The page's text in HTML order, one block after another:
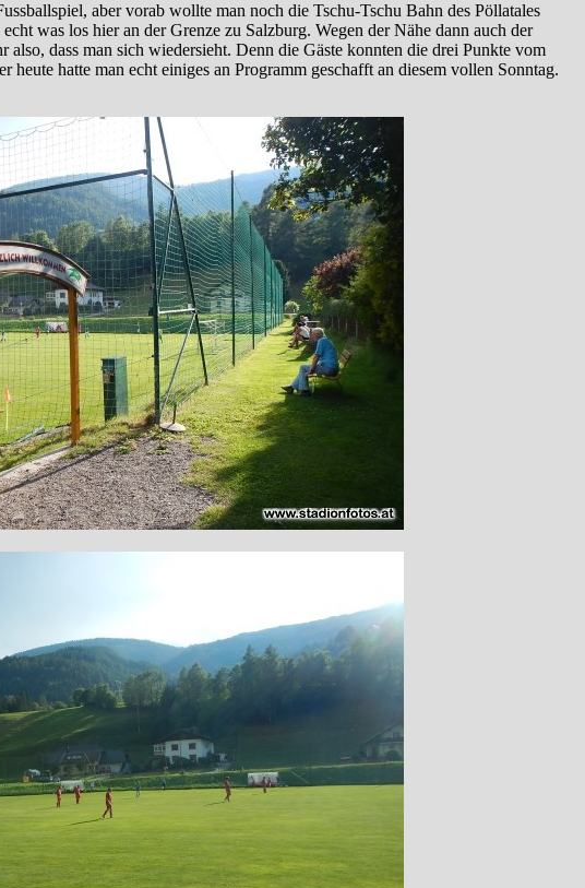
aber vorab wollte man noch die Tschu-Tschu Bahn des Pöllatales
was los hier an der Grenze zu Salzburg. Wegen der Nähe dann auch der
dass man sich wiedersieht. Denn die Gäste konnten die drei Punkte vom
hatte man echt einiges an Programm geschafft an diesem vollen Sonntag.